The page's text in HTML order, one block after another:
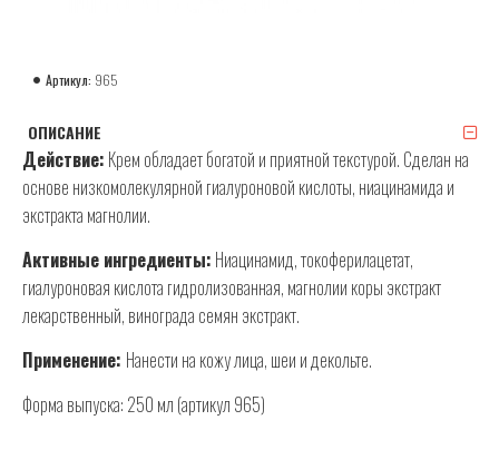
Артикул: 965
ОПИСАНИЕ
Действие: Крем обладает богатой и приятной текстурой. Сделан на
основе низкомолекулярной гиалуроновой кислоты, ниацинамида и
экстракта магнолии.
Активные ингредиенты: Ниацинамид, токоферилацетат,
гиалуроновая кислота гидролизованная, магнолии коры экстракт
лекарственный, винограда семян экстракт.
Применение: Нанести на кожу лица, шеи и декольте.
Форма выпуска: 250 мл (артикул 965)